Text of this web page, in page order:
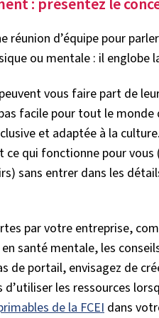
réunion d’équipe pour
ou mentale : il englobe
vous faire part de
facile pour tout le
et adaptée à la
ce qui fonctionne pour
sans entrer dans les
par votre entreprise,
santé mentale, les
de portail, envisagez de
les ressources
de la FCEIdans